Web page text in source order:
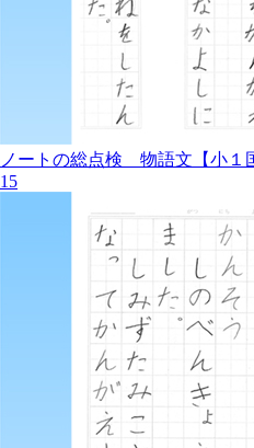
ノートの総点検 物語文【小１
15